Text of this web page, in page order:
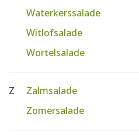
Waterkerssalade
Witlofsalade
Wortelsalade
Z Zalmsalade
Zomersalade